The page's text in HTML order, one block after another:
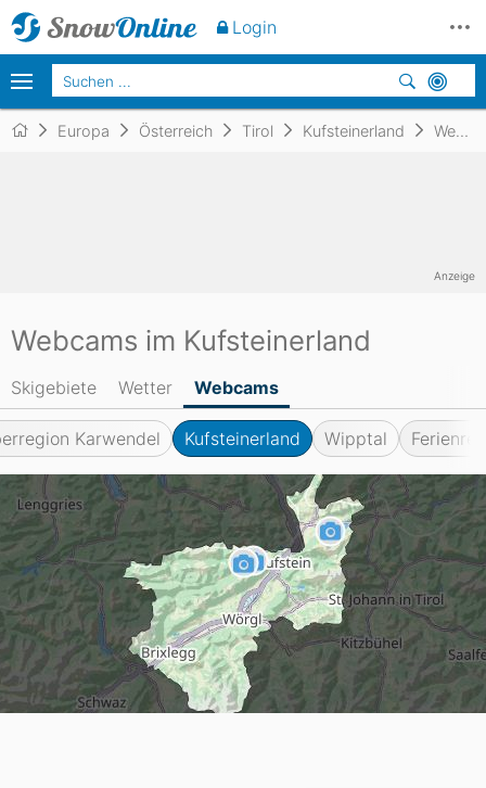
Europa Österreich Tirol Kufsteinerland Webcams
Webcams im Kufsteinerland
Skigebiete Wetter Webcams
Karwendel Kufsteinerland Wipptal
Anzeige
Login